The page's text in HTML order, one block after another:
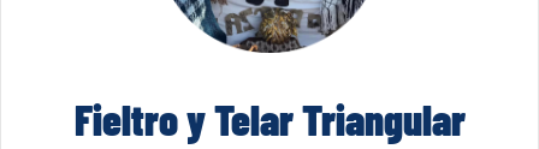
Fieltro y Telar Triangular